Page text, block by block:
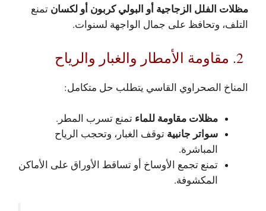
مظلات الفلل الزجاجية أو البولي كربون أو لكسان تمنع
التلف، وتحافظ على جمال الواجهة لسنوات.
المناخ الصحراوي القاسي يتطلب حل متكامل:
مظلات مقاومة للماء تمنع تسرب المطر.
سواتر جانبية توقف الغبار، وتحجب الرياح
المباشرة.
تمنع تجمع الأوساخ أو تساقط الأوراق على الأماكن
المكشوفة.